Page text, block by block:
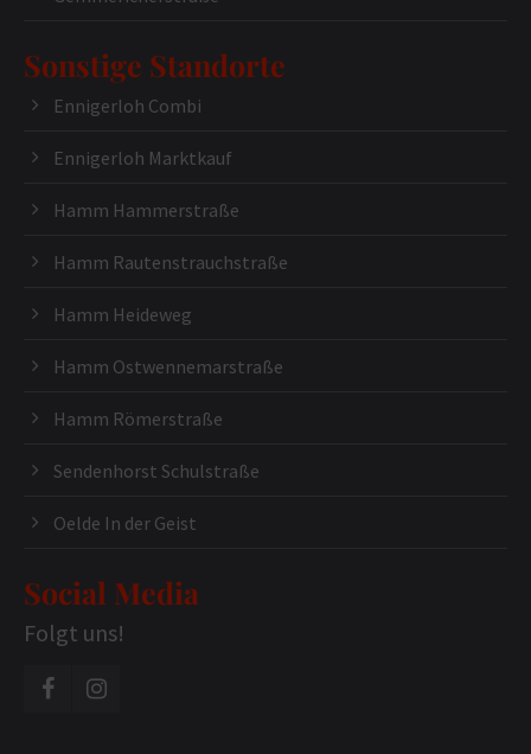
Sonstige Standorte
Ennigerloh Combi
Ennigerloh Marktkauf
Hamm Hammerstraße
Hamm Rautenstrauchstraße
Hamm Heideweg
Hamm Ostwennemarstraße
Hamm Römerstraße
Sendenhorst Schulstraße
Oelde In der Geist
Social Media
Folgt uns!